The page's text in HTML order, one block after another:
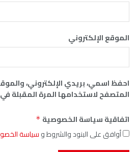
الموقع الإلكتروني
احفظ اسمي، بريدي الإلكتروني،
المتصفح لاستخدامها المرة المقبلة
اتفاقية سياسة الخصوصية *
أوافق على البنود والشروط وسياسة